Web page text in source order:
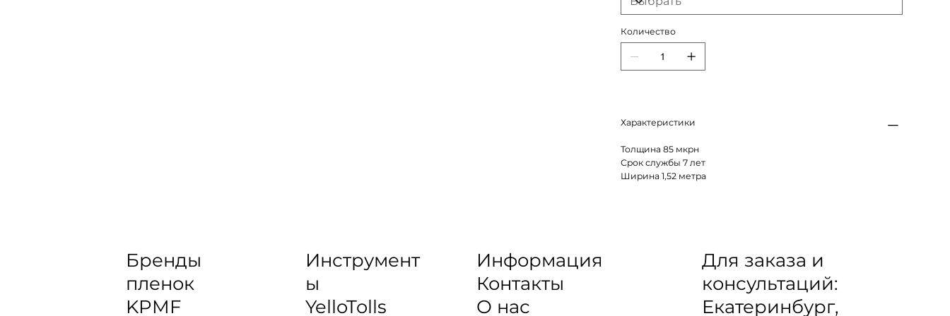
Количество
Характеристики
Толщина 85 мкрн
Срок службы 7 лет
Ширина 1,52 метра
Бренды
пленок
KPMF
Инструмент
ы
YelloTolls
Информация
Контакты
О нас
Для заказа и
консультаций:
Екатеринбург,